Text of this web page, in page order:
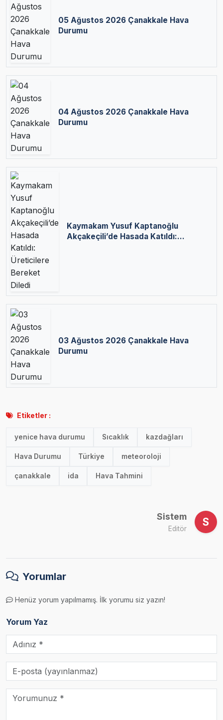
05 Ağustos 2026 Çanakkale Hava
Durumu
04 Ağustos 2026 Çanakkale Hava
Durumu
Kaymakam Yusuf Kaptanoğlu
Akçakeçili’de Hasada Katıldı:
03 Ağustos 2026 Çanakkale Hava
Durumu
Etiketler :
yenice hava durumu Sıcaklık kazdağları
Hava Durumu Türkiye meteoroloji
çanakkale ida Hava Tahmini
Sistem
Editör
S
Yorumlar
Henüz yorum yapılmamış. İlk yorumu siz yazın!
Yorum Yaz